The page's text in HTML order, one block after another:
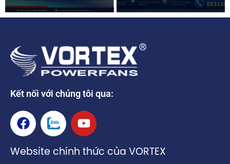
Kết nối với chúng tôi qua:
F
a
e
Z
a
o
Y
o
t
Website chính thức của VORTEX